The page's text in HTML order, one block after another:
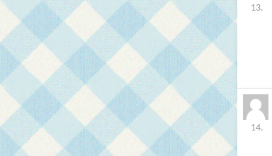
13.
14.